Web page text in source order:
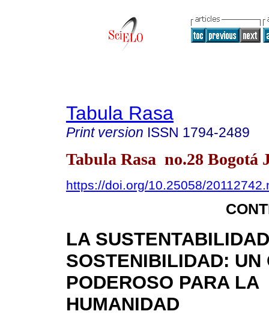
Tabula Rasa
Print version ISSN 1794-2489
Tabula Rasa no.28 Bogotá
https://doi.org/10.25058/
LA
SOSTENIBILIDAD: UN
PODEROSO PARA LA
HUMANIDAD